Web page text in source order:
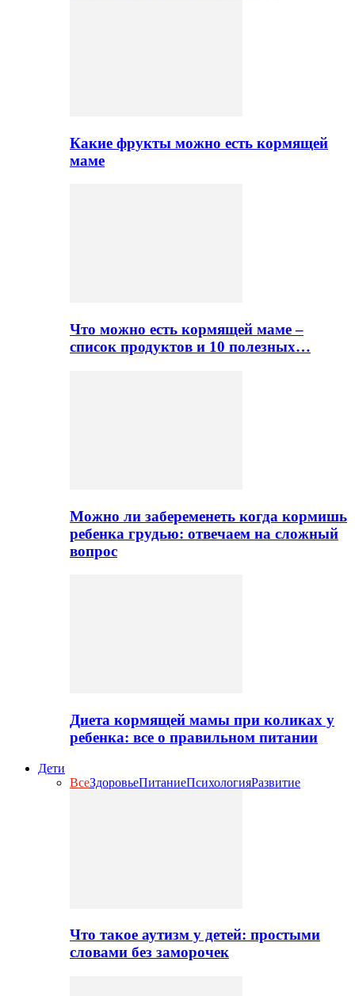
Какие фрукты можно есть кормящей
маме
Что можно есть кормящей маме –
список продуктов и 10 полезных…
Можно ли забеременеть когда кормишь
ребенка грудью: отвечаем на сложный
вопрос
Диета кормящей мамы при коликах у
ребенка: все о правильном питании
Дети
ВсеЗдоровьеПитаниеПсихологияРазвитие
Что такое аутизм у детей: простыми
словами без заморочек